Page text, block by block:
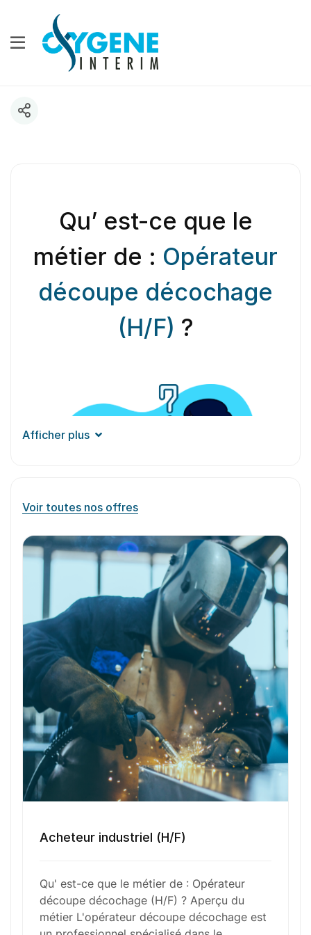
Qu’ est-ce que le
métier de : Opérateur
découpe décochage
(H/F) ?
Aperçu dumétier
L’opérateur découpe décochage est un
professionnel spécialisé dans le secteur de
l’industrie manufacturière. Sa principale
responsabilité consiste à manipuler des machines
de découpe et à réaliser des opérations de
décochage sur divers matériaux, tels que le métal,
le bois ou le plastique. Il doit suivre des plans
techniques pour s’assurer que les pièces sont
découpées avec précision et répondent aux
spécifications requises. Le métier nécessite une
attention rigoureuse aux détails pour garantir la
qualité des produits finis. L’opérateur doit
également effectuer des contrôles réguliers sur
les machines pour assurer leur bon
équipe, il collabore étroitement avec d’autres
Afficher plus
Voir toutes nos offres
Acheteur industriel (H/F)
Qu' est-ce que le métier de : Opérateur
découpe décochage (H/F) ? Aperçu du
métier L'opérateur découpe décochage est